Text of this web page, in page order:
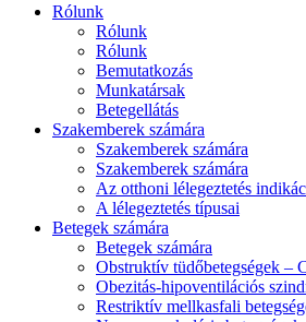
Rólunk
Rólunk
Rólunk
Bemutatkozás
Munkatársak
Betegellátás
Szakemberek számára
Szakemberek számára
Szakemberek számára
Az otthoni lélegeztetés
A lélegeztetés típusai
Betegek számára
Betegek számára
Obstruktív tüdőbetegségek –
Obezitás-hipoventilációs
Restriktív mellkasfali